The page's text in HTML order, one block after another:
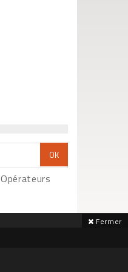
Opérateurs
Fermer